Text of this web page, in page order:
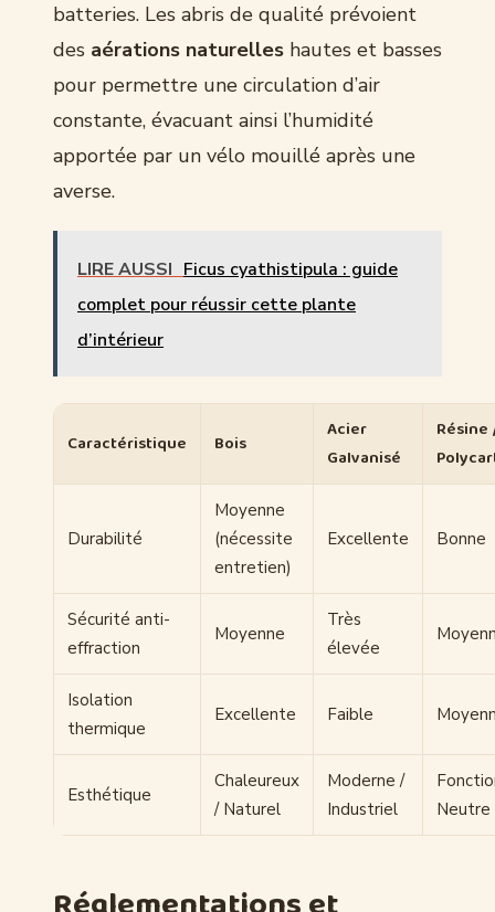
batteries. Les abris de qualité prévoient
des aérations naturelles hautes et basses
pour permettre une circulation d’air
constante, évacuant ainsi l’humidité
apportée par un vélo mouillé après une
averse.
LIRE AUSSI Ficus cyathistipula : guide
complet pour réussir cette plante
d’intérieur
Caractéristique Bois
Acier
Galvanisé
Résine
Durabilité
Moyenne
(nécessite
entretien)
Excellente Bonne
Sécurité anti-
effraction
Moyenne
Très
élevée
Isolation
thermique
Excellente Faible
Esthétique
Chaleureux
/ Naturel
Moderne /
Industriel
Neutre